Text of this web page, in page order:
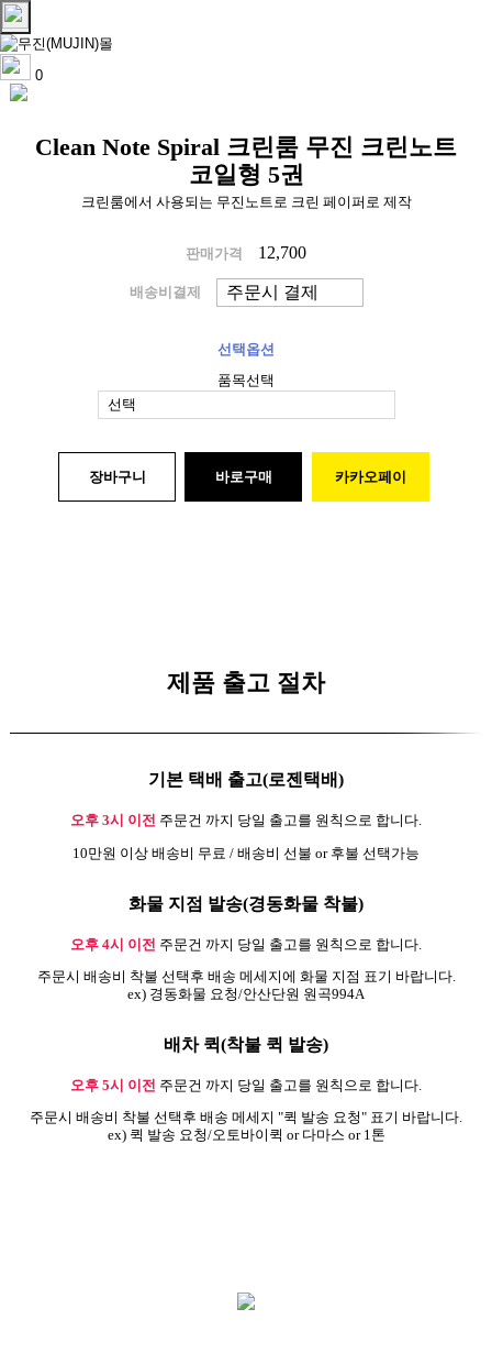
0
Clean Note Spiral 크린룸 무진 크린노트
코일형 5권
크린룸에서 사용되는 무진노트로 크린 페이퍼로 제작
판매가격 12,700
배송비결제
선택옵션
품목선택
장바구니 바로구매 카카오페이
제품 출고 절차
기본 택배 출고(로젠택배)
오후 3시 이전 주문건 까지 당일 출고를 원칙으로 합니다.
10만원 이상 배송비 무료 / 배송비 선불 or 후불 선택가능
화물 지점 발송(경동화물 착불)
오후 4시 이전 주문건 까지 당일 출고를 원칙으로 합니다.
주문시 배송비 착불 선택후 배송 메세지에 화물 지점 표기 바랍니다.
ex) 경동화물 요청/안산단원 원곡994A
배차 퀵(착불 퀵 발송)
오후 5시 이전 주문건 까지 당일 출고를 원칙으로 합니다.
주문시 배송비 착불 선택후 배송 메세지 "퀵 발송 요청" 표기 바랍니다.
ex) 퀵 발송 요청/오토바이퀵 or 다마스 or 1톤